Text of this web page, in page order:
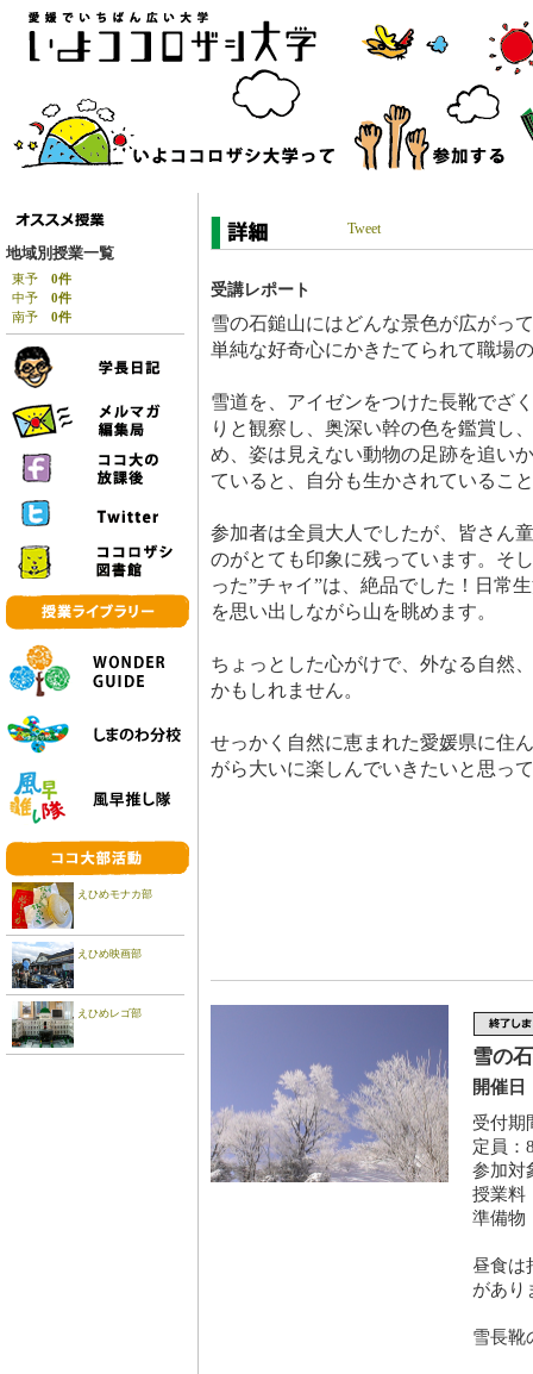
地域別授業一覧
東予 0件
中予 0件
南予 0件
えひめモナカ部
えひめ映画部
えひめレゴ部
Tweet
受講レポート
雪の石鎚山にはどんな景色が広がっ
単純な好奇心にかきたてられて職場
雪道を、アイゼンをつけた長靴でざ
りと観察し、奥深い幹の色を鑑賞し
め、姿は見えない動物の足跡を追い
ていると、自分も生かされているこ
参加者は全員大人でしたが、皆さん
のがとても印象に残っています。そ
った”チャイ”は、絶品でした！日常
を思い出しながら山を眺めます。
ちょっとした心がけで、外なる自然
かもしれません。
せっかく自然に恵まれた愛媛県に住
がら大いに楽しんでいきたいと思っ
雪の
開催日
受付
定員：
参加対
授業料
準備物
昼食は
があり
雪長靴